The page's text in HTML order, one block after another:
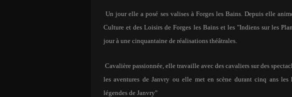
Un jour elle a posé ses valises à Forges les Bains. Depuis elle
Culture et des Loisirs de Forges les Bains et les "Indiens sur les
jour à une cinquantaine de réalisations théâtrales.
Cavalière passionnée, elle travaille avec des cavaliers sur des
les aventures de Janvry ou elle met en scène durant cinq ans
légendes de Janvry"